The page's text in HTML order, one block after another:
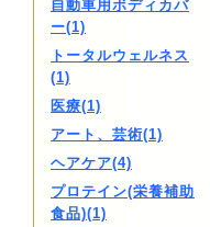
自動車用ボディカバ
ー(1)
トータルウェルネス
(1)
医療(1)
アート、芸術(1)
ヘアケア(4)
プロテイン(栄養補助
食品)(1)